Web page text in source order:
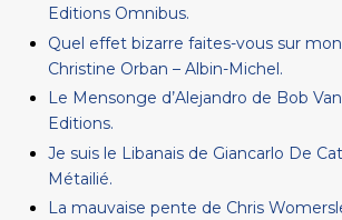
Editions Omnibus.
Quel effet bizarre faites-vous sur
Christine Orban – Albin-Michel.
Le Mensonge d’Alejandro de Bob
Editions.
Je suis le Libanais de Giancarlo De
Métailié.
La mauvaise pente de Chris